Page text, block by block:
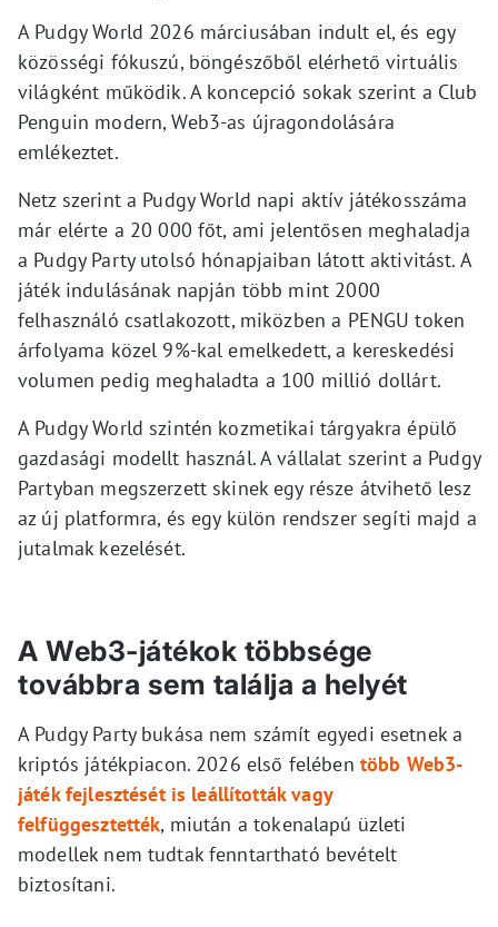
A Pudgy World 2026 márciusában indult el, és egy
közösségi fókuszú, böngészőből elérhető virtuális
világként működik. A koncepció sokak szerint a Club
Penguin modern, Web3-as újragondolására
emlékeztet.
Netz szerint a Pudgy World napi aktív játékosszáma
már elérte a 20 000 főt, ami jelentősen meghaladja
a Pudgy Party utolsó hónapjaiban látott aktivitást. A
játék indulásának napján több mint 2000
felhasználó csatlakozott, miközben a PENGU token
árfolyama közel 9%-kal emelkedett, a kereskedési
volumen pedig meghaladta a 100 millió dollárt.
A Pudgy World szintén kozmetikai tárgyakra épülő
gazdasági modellt használ. A vállalat szerint a Pudgy
Partyban megszerzett skinek egy része átvihető lesz
az új platformra, és egy külön rendszer segíti majd a
jutalmak kezelését.
A Web3-játékok többsége
továbbra sem találja a helyét
A Pudgy Party bukása nem számít egyedi esetnek a
kriptós játékpiacon. 2026 első felében több Web3-
játék fejlesztését is leállították vagy
felfüggesztették, miután a tokenalapú üzleti
modellek nem tudtak fenntartható bevételt
biztosítani.